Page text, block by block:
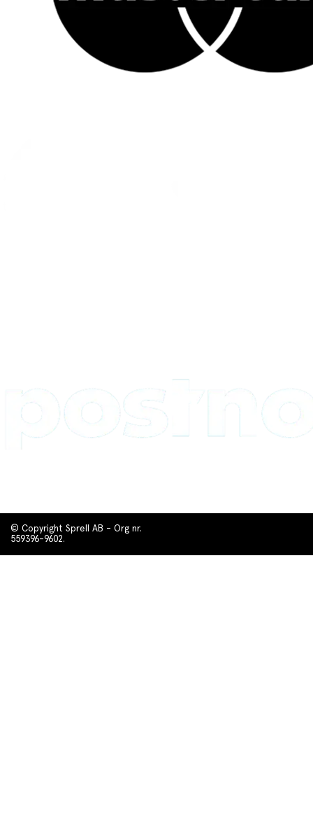
© Copyright Sprell AB - Org nr.
559396-9602.